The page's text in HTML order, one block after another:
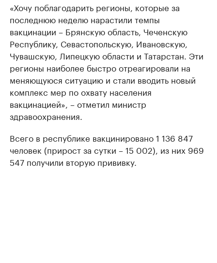
«Хочу поблагодарить регионы, которые за
последнюю неделю нарастили темпы
вакцинации – Брянскую область, Чеченскую
Республику, Севастопольскую, Ивановскую,
Чувашскую, Липецкую области и Татарстан. Эти
регионы наиболее быстро отреагировали на
меняющуюся ситуацию и стали вводить новый
комплекс мер по охвату населения
вакцинацией», – отметил министр
здравоохранения.
Всего в республике вакцинировано 1 136 847
человек (прирост за сутки – 15 002), из них 969
547 получили вторую прививку.